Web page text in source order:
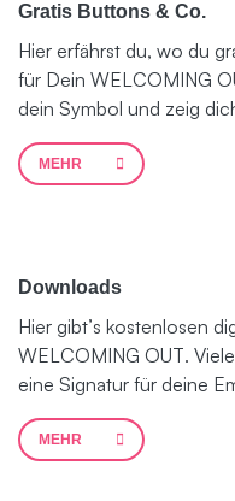
Gratis Buttons & Co.
Hier erfährst du, wo du
für Dein WELCOMING
dein Symbol und zeig
MEHR
Downloads
Hier gibt’s kostenlosen
WELCOMING OUT.
eine Signatur für deine
MEHR